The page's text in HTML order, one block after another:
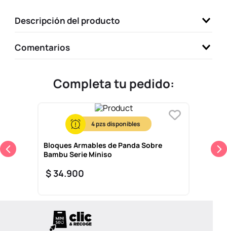
Descripción del producto
Comentarios
Completa tu pedido:
4
Bloques Armables de Panda Sobre
Bambu Serie Miniso
$34.900